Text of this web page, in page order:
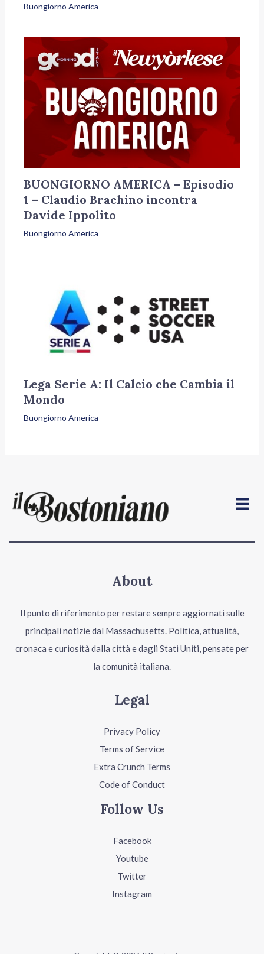
Buongiorno America
BUONGIORNO AMERICA – Episodio
1 – Claudio Brachino incontra
Davide Ippolito
Buongiorno America
Lega Serie A: Il Calcio che Cambia il
Mondo
Buongiorno America
Menu
About
Il punto di riferimento per restare sempre aggiornati sulle
principali notizie dal Massachusetts. Politica, attualità,
cronaca e curiosità dalla città e dagli Stati Uniti, pensate per
la comunità italiana.
Legal
Privacy Policy
Terms of Service
Extra Crunch Terms
Code of Conduct
Follow Us
Facebook
Youtube
Twitter
Instagram